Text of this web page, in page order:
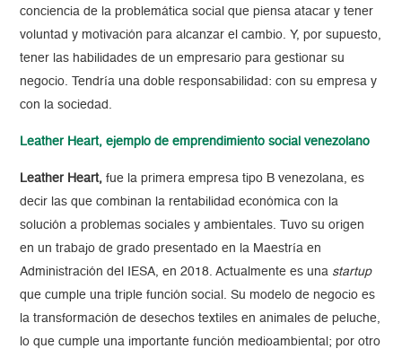
conciencia de la problemática social que piensa atacar y tener
voluntad y motivación para alcanzar el cambio. Y, por supuesto,
tener las habilidades de un empresario para gestionar su
negocio. Tendría una doble responsabilidad: con su empresa y
con la sociedad.
Leather Heart, ejemplo de emprendimiento social venezolano
Leather Heart, fue la primera empresa tipo B venezolana, es
decir las que combinan la rentabilidad económica con la
solución a problemas sociales y ambientales. Tuvo su origen
en un trabajo de grado presentado en la Maestría en
Administración del IESA, en 2018. Actualmente es una startup
que cumple una triple función social. Su modelo de negocio es
la transformación de desechos textiles en animales de peluche,
lo que cumple una importante función medioambiental; por otro